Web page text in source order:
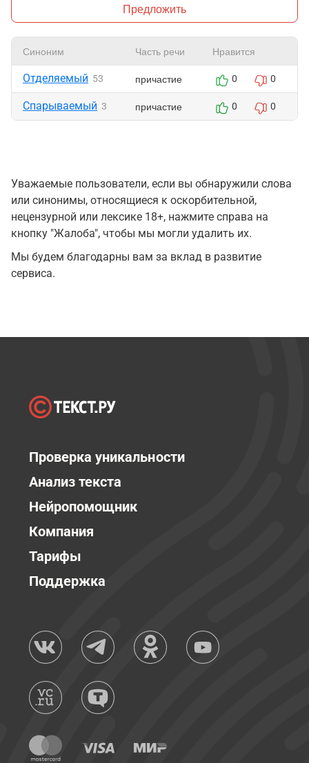
Предложить
Синоним Часть речи Нравится
Отделяемый 53 причастие 0 0
Спарываемый 3 причастие 0 0
Уважаемые пользователи, если вы обнаружили слова
или синонимы, относящиеся к оскорбительной,
нецензурной или лексике 18+, нажмите справа на
кнопку "Жалоба", чтобы мы могли удалить их.
Мы будем благодарны вам за вклад в развитие
сервиса.
Проверка уникальности
Анализ текста
Нейропомощник
Компания
Тарифы
Поддержка